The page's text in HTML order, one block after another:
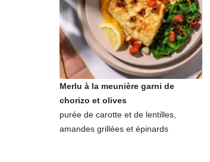
Merlu à la meunière garni de
chorizo et olives
purée de carotte et de lentilles,
amandes grillées et épinards